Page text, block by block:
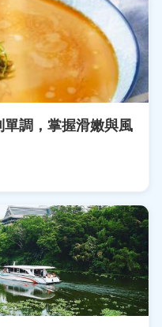
調，掌握滑嫩與風